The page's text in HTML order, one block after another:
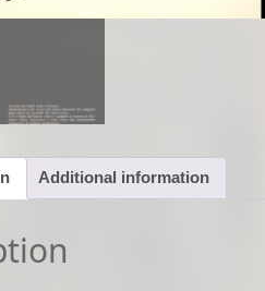
Additional information